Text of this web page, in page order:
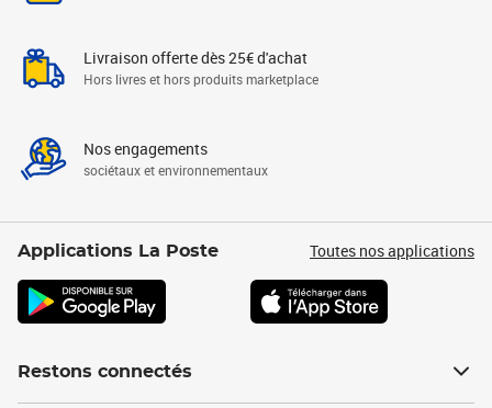
Livraison offerte dès 25€ d'achat
Hors livres et hors produits marketplace
Nos engagements
sociétaux et environnementaux
Applications La Poste Toutes nos applications
Restons connectés